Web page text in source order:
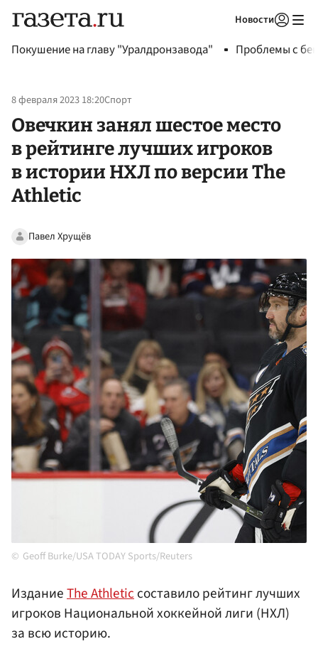
Новости
Покушение на главу "Уралдронзавода" Проблемы с
8 февраля 2023 18:20Спорт
Овечкин занял шестое место
в рейтинге лучших игроков
в истории НХЛ по версии The
Athletic
Павел Хрущёв
Geoff Burke/USA TODAY Sports/Reuters
ИзданиеThe Athleticсоставило рейтинг лучших
игроков Национальной хоккейной лиги (НХЛ)
за всю историю.